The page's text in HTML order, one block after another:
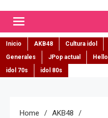
Inicio AKB48 Cultura idol
Generales
JPop actual
idol 70s
idol 80s
Home
AKB48